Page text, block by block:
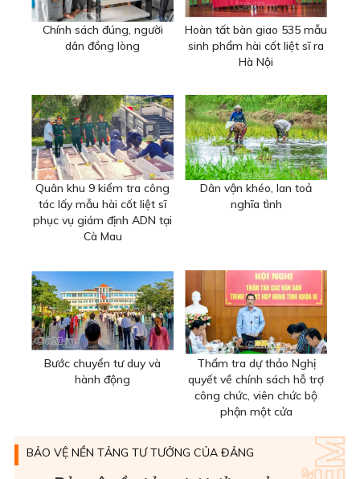
Chính sách đúng, người
dân đồng lòng
Hoàn tất bàn giao 535 mẫu
sinh phẩm hài cốt liệt sĩ ra
Hà Nội
Quân khu 9 kiểm tra công
tác lấy mẫu hài cốt liệt sĩ
phục vụ giám định ADN tại
Cà Mau
Dân vận khéo, lan toả
nghĩa tình
Bước chuyển tư duy và
hành động
Thẩm tra dự thảo Nghị
quyết về chính sách hỗ trợ
công chức, viên chức bộ
phận một cửa
BẢO VỆ NỀN TẢNG TƯ TƯỞNG CỦA ĐẢNG